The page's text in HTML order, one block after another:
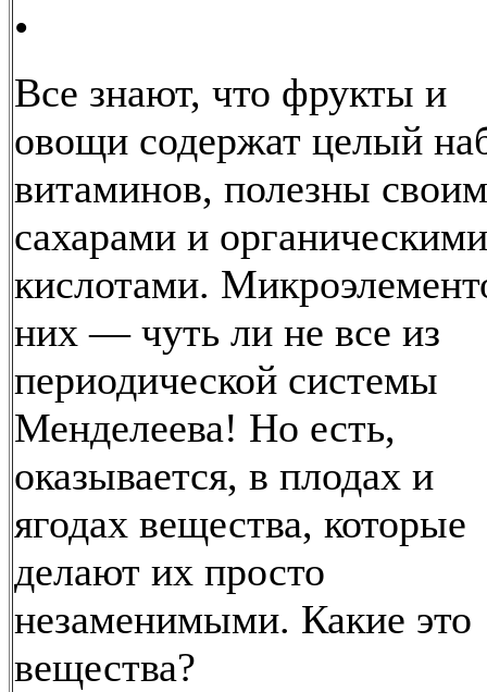
•
Все знают, что фрукты и
овощи содержат целый
витаминов, полезны
сахарами и органическими
кислотами.
них — чуть ли не все из
периодической системы
Менделеева! Но есть,
оказывается, в плодах и
ягодах вещества, которые
делают их просто
незаменимыми. Какие это
вещества?